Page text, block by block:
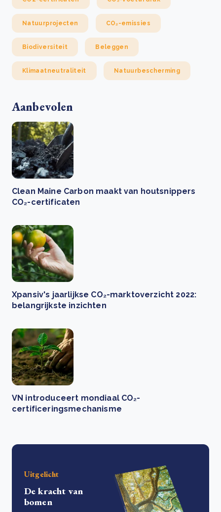
Natuurprojecten CO₂-emissies
Biodiversiteit Beleggen
Klimaatneutraliteit Natuurbescherming
Aanbevolen
Clean Maine Carbon maakt van houtsnippers
CO₂-certificaten
Xpansiv's jaarlijkse CO₂-marktoverzicht 2022:
belangrijkste inzichten
VN introduceert mondiaal CO₂-
certificeringsmechanisme
Uitgelicht
De kracht van
bomen